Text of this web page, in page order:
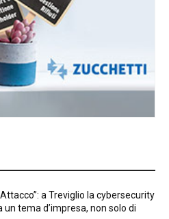
a Treviglio la cybersecurity
un tema d’impresa, non solo di